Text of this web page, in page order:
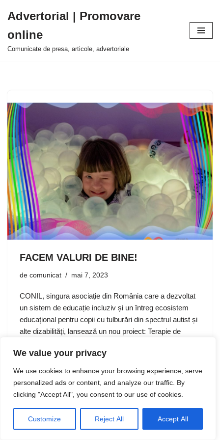
We value your privacy
We use cookies to enhance your browsing experience, serve
personalized ads or content, and analyze our traffic. By
clicking "Accept All", you consent to our use of cookies.
Customize Reject All Accept All
la
conținut
Advertorial | Promovare
online
Comunicate de presa, articole, advertoriale
FACEM VALURI DE BINE!
de comunicat mai 7, 2023
CONIL, singura asociație din România care a dezvoltat
un sistem de educație incluziv și un întreg ecosistem
educațional pentru copii cu tulburări din spectrul autist și
alte dizabilități, lansează un nou proiect: Terapie de